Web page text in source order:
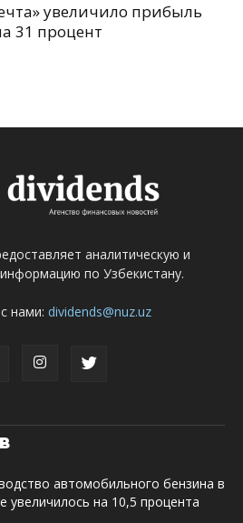
увеличило прибыль
31 процент
аналитическую и
по Узбекистану.
нами: dividends@nuz.uz
автомобильного бензина в
увеличилось на 10,5 процента